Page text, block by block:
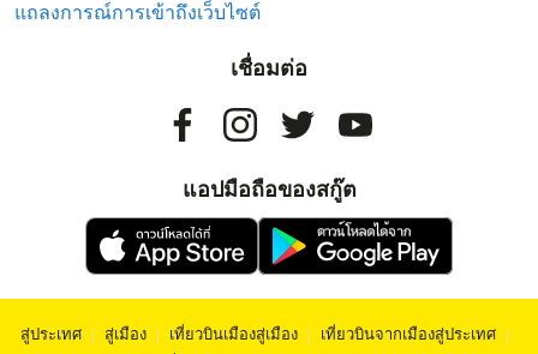
แถลงการณ์การเข้าถึงเว็บไซต์
เชื่อมต่อ
แอปมือถือของสกู๊ต
สู่ประเทศ | สู่เมือง | เที่ยวบินเมืองสู่เมือง | เที่ยวบินจากเมืองสู่ประเทศ |